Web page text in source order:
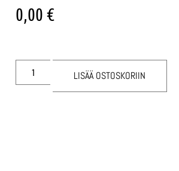
0,00€
LISÄÄ OSTOSKORIIN